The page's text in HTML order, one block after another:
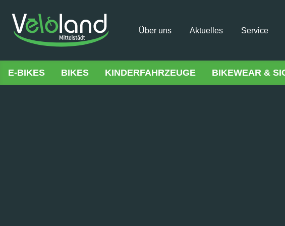
Über uns Aktuelles Service
E-BIKES BIKES KINDERFAHRZEUGE BIKEWEAR &